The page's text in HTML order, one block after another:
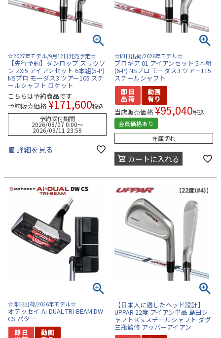
☆2027年モデル/9月12日発売予定☆
【先行予約】ダンロップ スリクソ
ン ZXi5 アイアンセット 6本組(5-P)
NSプロ モーダス3 ツアー105 スチ
ールシャフト ロケット
こちらは予約商品です
予約販売価格 ¥171,600税込
予約受付期間
2026/08/07 0:00〜
2026/09/11 23:59
詳細を見る
☆即日出荷/2026年モデル☆
プロギア 01 アイアンセット 5本組
(6-P) NSプロ モーダス3 ツアー115
スチールシャフト
当店販売価格 ¥95,040税込
会員価格あり
在庫切れ
カートに入れる
☆即日出荷/2026年モデル☆
オデッセイ Ai-DUAL TRI-BEAM DW
CS パター
【日本人に適したヘッド設計】
UPPAR 22度 アイアン単品 島田シ
ャフト K's スチールシャフト ダグ
三瓶監修 アッパーアイアン